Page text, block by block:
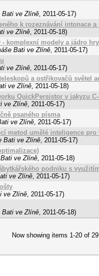
Bati ve Zlíně, 2011-05-17)
k rozeznávání intonace
ve Zlíně, 2011-05-18)
- komplexní modely a jádro hry
Bati ve Zlíně, 2011-05-17)
ve Zlíně, 2011-05-17)
a ostřikovačů světel
ve Zlíně, 2011-05-18)
QuickPersistor v jakyzu
ve Zlíně, 2011-05-17)
psaného písma
ve Zlíně, 2011-05-17)
metod umělé inteligence pro
Bati ve Zlíně, 2011-05-17)
ve Zlíně, 2011-05-18)
podniku s
ve Zlíně, 2011-05-17)
ve Zlíně, 2011-05-17)
Bati ve Zlíně, 2011-05-18)
Now showing items 1-20 of 29